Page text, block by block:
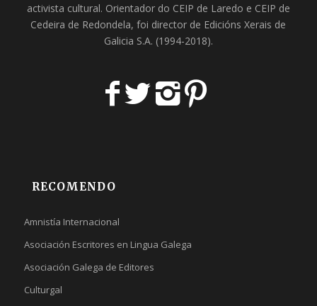
activista cultural. Orientador do CEIP de Laredo e CEIP de
Cedeira de Redondela, foi director de Edicións Xerais de
Galicia S.A. (1994-2018).
RECOMENDO
Amnistía Internacional
Asociación Escritores en Lingua Galega
Asociación Galega de Editores
Culturgal